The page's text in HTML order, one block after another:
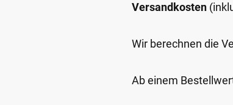
Versandkosten
Wir berechnen die
Ab einem